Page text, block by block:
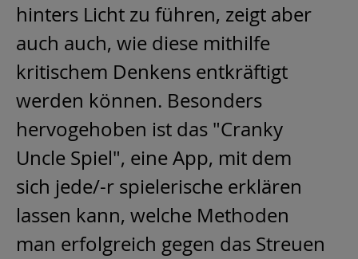
hinters Licht zu führen, zeigt aber
auch auch, wie diese mithilfe
kritischem Denkens entkräftigt
werden können. Besonders
hervogehoben ist das "Cranky
Uncle Spiel", eine App, mit dem
sich jede/-r spielerische erklären
lassen kann, welche Methoden
man erfolgreich gegen das Streuen